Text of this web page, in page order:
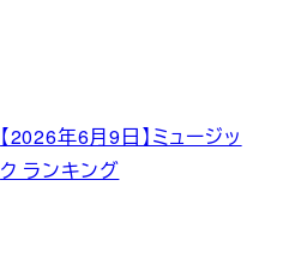
【2026年6月9日】ミュージッ
ク ランキング